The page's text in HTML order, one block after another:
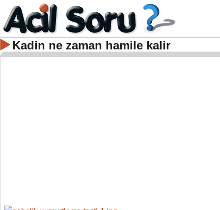
Kadin ne zaman hamile kalir